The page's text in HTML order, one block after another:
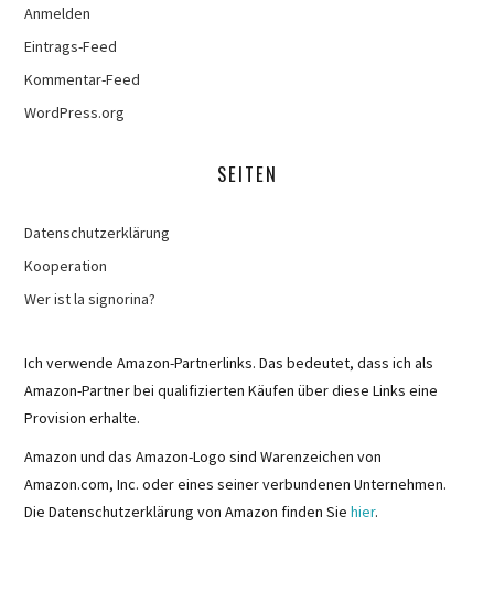
Anmelden
Eintrags-Feed
Kommentar-Feed
WordPress.org
SEITEN
Datenschutzerklärung
Kooperation
Wer ist la signorina?
Ich verwende Amazon-Partnerlinks. Das bedeutet, dass ich als
Amazon-Partner bei qualifizierten Käufen über diese Links eine
Provision erhalte.
Amazon und das Amazon-Logo sind Warenzeichen von
Amazon.com, Inc. oder eines seiner verbundenen Unternehmen.
Die Datenschutzerklärung von Amazon finden Siehier.